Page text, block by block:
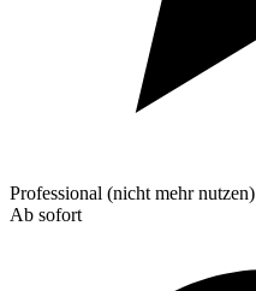
Professional (nicht mehr nutzen)
Ab sofort